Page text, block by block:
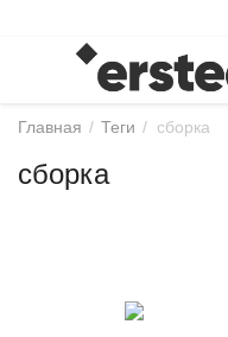
Главная / Теги / сборка
сборка